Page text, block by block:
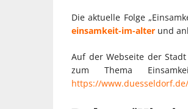
Die aktuelle Folge
einsamkeit-im-alter und
Auf der Webseite der
zum Thema
https://